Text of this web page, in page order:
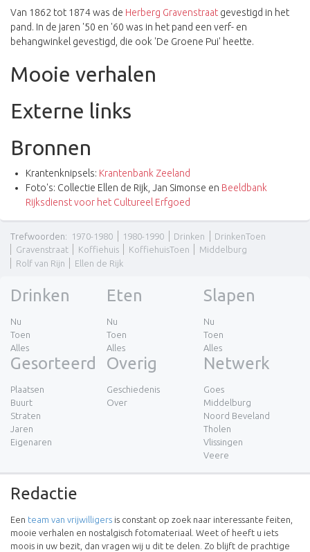
Van 1862 tot 1874 was de Herberg Gravenstraat gevestigd in het
pand. In de jaren '50 en '60 was in het pand een verf- en
behangwinkel gevestigd, die ook 'De Groene Pui' heette.
Mooie verhalen
Externe links
Bronnen
Krantenknipsels: Krantenbank Zeeland
Foto's: Collectie Ellen de Rijk, Jan Simonse en Beeldbank
Rijksdienst voor het Cultureel Erfgoed
Trefwoorden: 1970-1980 1980-1990 Drinken
DrinkenToen
Gravenstraat
Koffiehuis KoffiehuisToen
Middelburg
Rolf van Rijn
Ellen de Rijk
Drinken
Nu
Toen
Alles
Eten
Nu
Toen
Alles
Slapen
Nu
Toen
Alles
Gesorteerd
Plaatsen
Buurt
Straten
Jaren
Eigenaren
Overig
Geschiedenis
Over
Netwerk
Goes
Middelburg
Noord Beveland
Tholen
Vlissingen
Veere
Redactie
Een team van vrijwilligers is constant op zoek naar interessante feiten,
mooie verhalen en nostalgisch fotomateriaal. Weet of heeft u iets
moois in uw bezit, dan vragen wij u dit te delen. Zo blijft de prachtige